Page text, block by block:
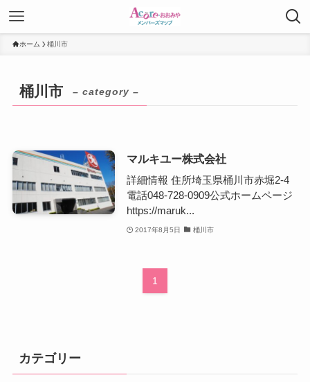
ホーム 桶川市
桶川市 – category –
マルキユー株式会社
詳細情報 住所埼玉県桶川市赤堀2-4
電話048-728-0909公式ホームページ
https://maruk...
2017年8月5日 桶川市
1
カテゴリー